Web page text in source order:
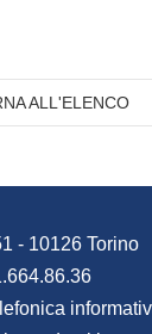
ALL'ELENCO
- 10126 Torino